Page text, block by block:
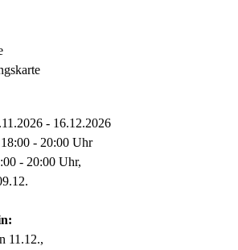
- 16.12.2026
- 20:00 Uhr
- 20:00 Uhr,
11.12.,